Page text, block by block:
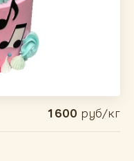
1600 руб/кг